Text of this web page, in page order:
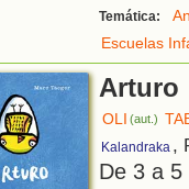
Temática:
Escuelas
Arturo
OLI (aut.)
Kalandraka ,
De 3 a